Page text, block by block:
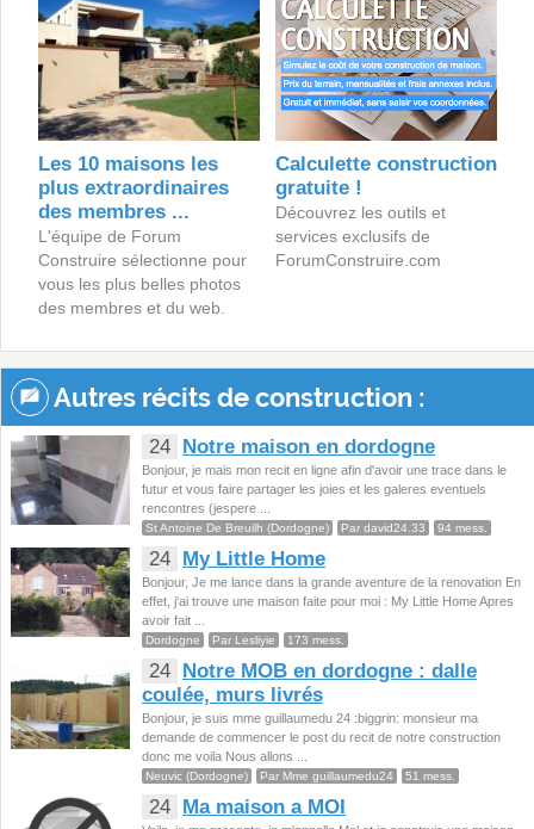
Les 10 maisons les
plus extraordinaires
des membres ...
L'équipe de Forum
Construire sélectionne pour
vous les plus belles photos
des membres et du web.
Calculette construction
gratuite !
Découvrez les outils et
services exclusifs de
ForumConstruire.com
Autres récits de construction :
24 Notre maison en dordogne
Bonjour, je mais mon recit en ligne afin d'avoir une trace dans le
futur et vous faire partager les joies et les galeres eventuels
rencontres (jespere ...
St Antoine De Breuilh (Dordogne) Par david24.33 94 mess.
24 My Little Home
Bonjour, Je me lance dans la grande aventure de la renovation En
effet, j'ai trouve une maison faite pour moi : My Little Home Apres
avoir fait ...
Dordogne Par Lesliyie 173 mess.
24
Notre MOB en dordogne : dalle
coulée, murs livrés
Bonjour, je suis mme guillaumedu 24 :biggrin: monsieur ma
demande de commencer le post du recit de notre construction
donc me voila Nous allons ...
Neuvic (Dordogne) Par Mme guillaumedu24 51 mess.
24 Ma maison a MOI